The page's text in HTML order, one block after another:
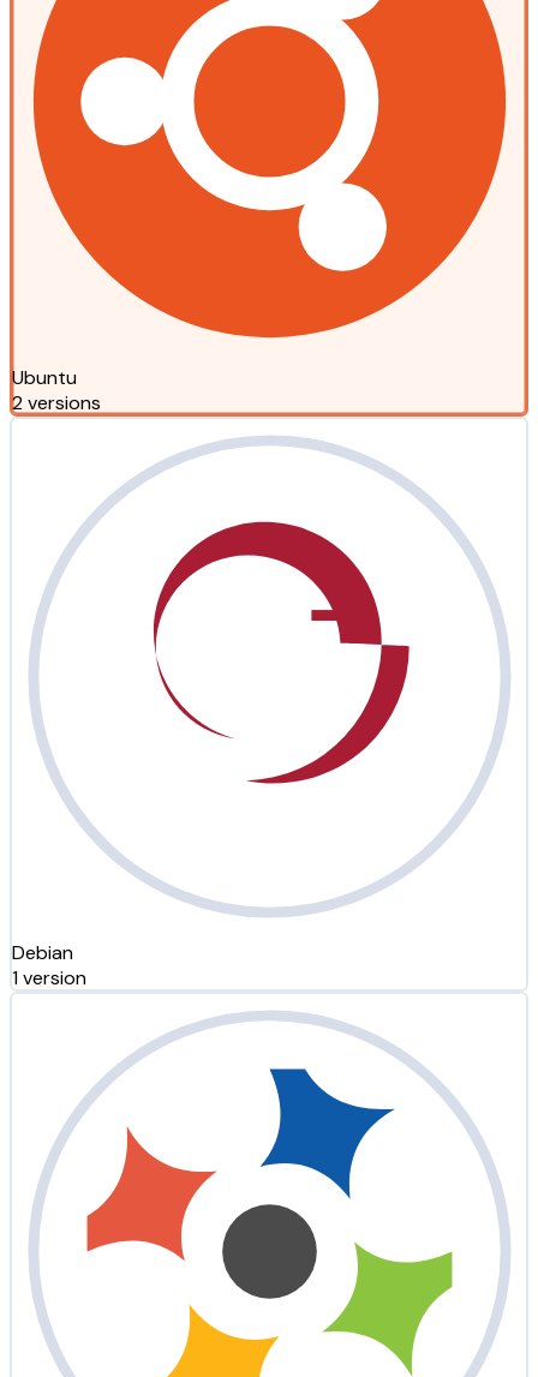
Ubuntu
2 versions
Debian
1 version